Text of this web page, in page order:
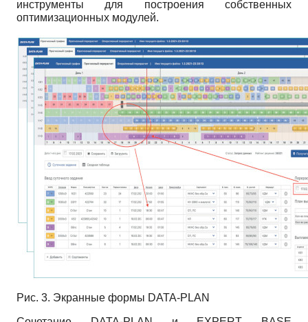
инструменты для построения собственных
оптимизационных модулей.
Рис. 3. Экранные формы DATA-PLAN